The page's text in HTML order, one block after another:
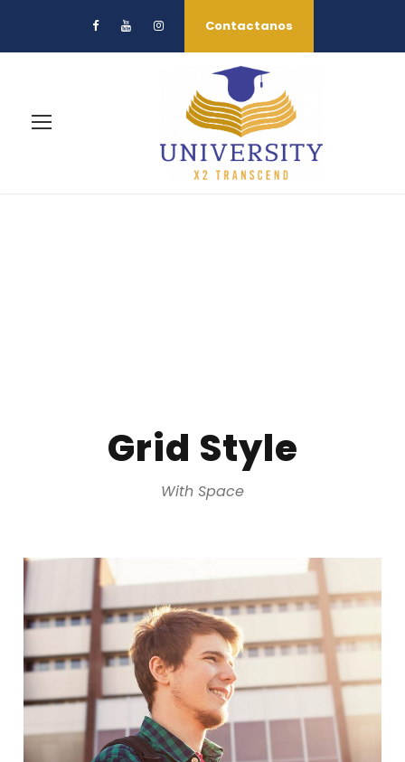
Contactanos
Grid Style
With Space